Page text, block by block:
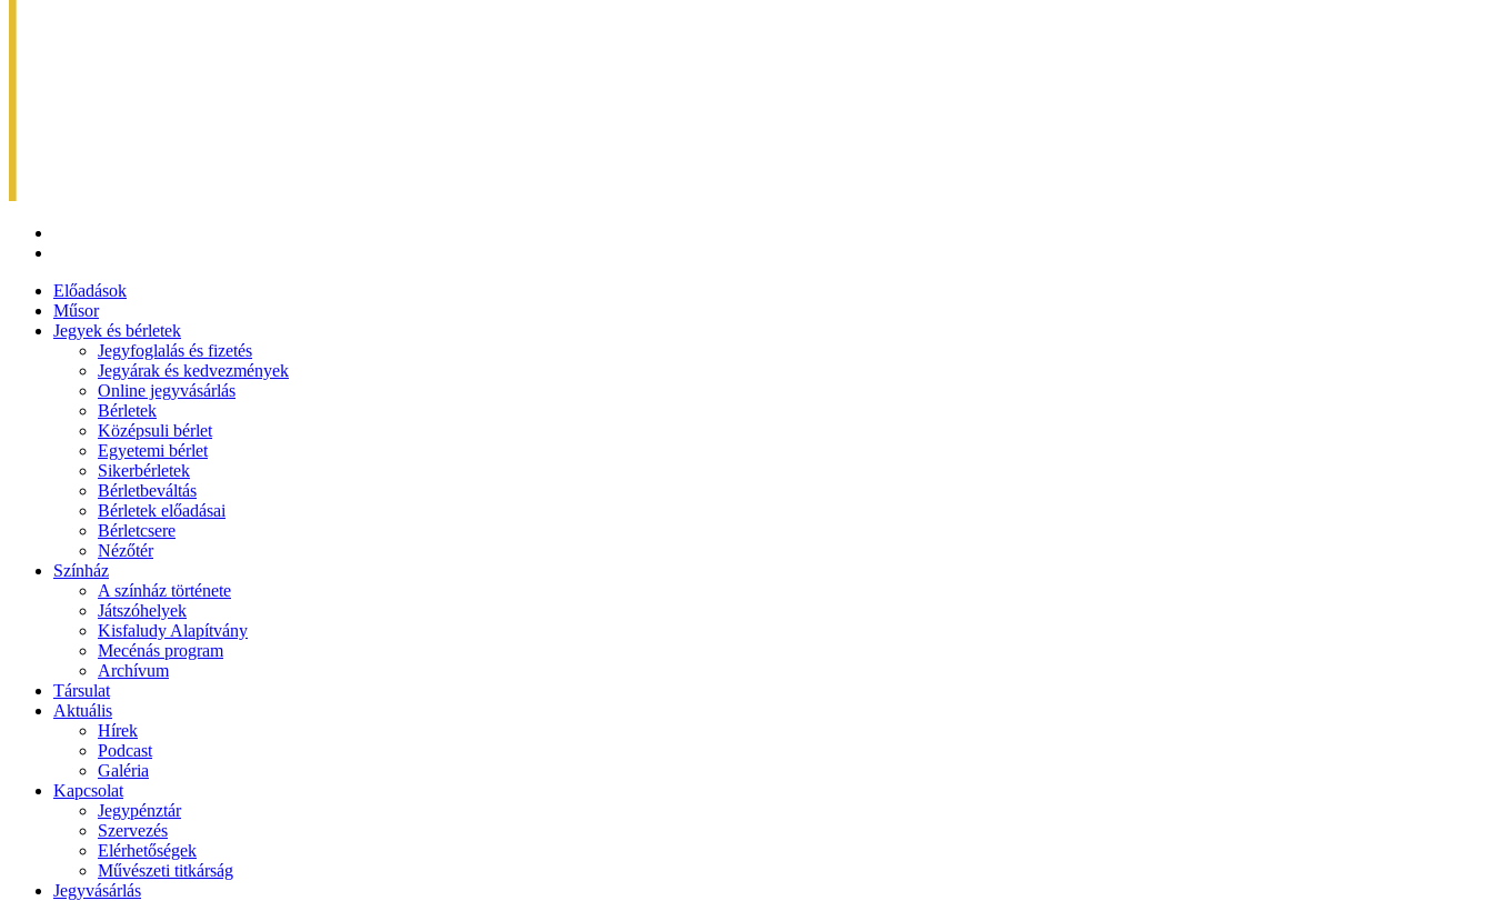
Előadások
Műsor
Jegyek és bérletek
Jegyfoglalás és fizetés
Jegyárak és kedvezmények
Online jegyvásárlás
Bérletek
Középsuli bérlet
Egyetemi bérlet
Sikerbérletek
Bérletbeváltás
Bérletek előadásai
Bérletcsere
Nézőtér
Színház
A színház története
Játszóhelyek
Kisfaludy Alapítvány
Mecénás program
Archívum
Társulat
Aktuális
Hírek
Podcast
Galéria
Kapcsolat
Jegypénztár
Szervezés
Elérhetőségek
Művészeti titkárság
Jegyvásárlás